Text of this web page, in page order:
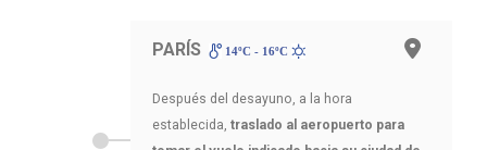
PARÍS 14ºC - 16ºC
Después del desayuno, a la hora
establecida, traslado al aeropuerto para